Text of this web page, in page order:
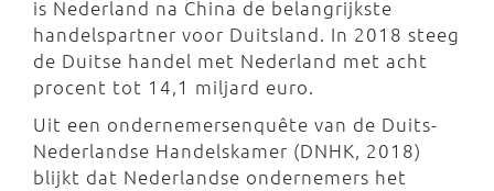
is Nederland na China de belangrijkste
handelspartner voor Duitsland. In 2018 steeg
de Duitse handel met Nederland met acht
procent tot 14,1 miljard euro.
Uit een ondernemersenquête van de Duits-
Nederlandse Handelskamer (DNHK, 2018)
blijkt dat Nederlandse ondernemers het